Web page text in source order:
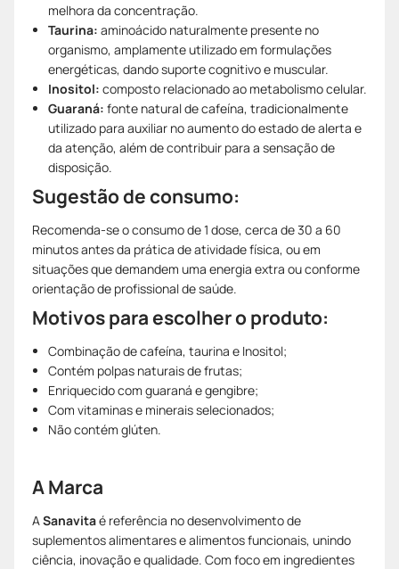
melhora da concentração.
Taurina: aminoácido naturalmente presente no
organismo, amplamente utilizado em formulações
energéticas, dando suporte cognitivo e muscular.
Inositol: composto relacionado ao metabolismo celular.
Guaraná: fonte natural de cafeína, tradicionalmente
utilizado para auxiliar no aumento do estado de alerta e
da atenção, além de contribuir para a sensação de
disposição.
Sugestão de consumo:
Recomenda-se o consumo de 1 dose, cerca de 30 a 60
minutos antes da prática de atividade física, ou em
situações que demandem uma energia extra ou conforme
orientação de profissional de saúde.
Motivos para escolher o produto:
Combinação de cafeína, taurina e Inositol;
Contém polpas naturais de frutas;
Enriquecido com guaraná e gengibre;
Com vitaminas e minerais selecionados;
Não contém glúten.
A Marca
ASanavitaé referência no desenvolvimento de
suplementos alimentares e alimentos funcionais, unindo
ciência, inovação e qualidade. Com foco em ingredientes